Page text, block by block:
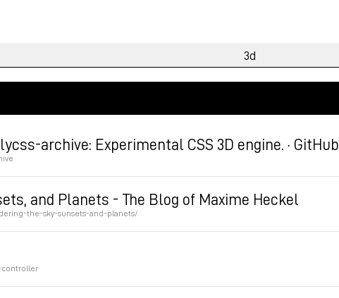
archive: Experimental CSS 3D engine. · GitHub
and Planets - The Blog of Maxime Heckel
the-sky-sunsets-and-planets/